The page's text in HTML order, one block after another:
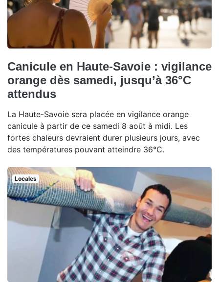
Canicule en Haute-Savoie : vigilance
orange dès samedi, jusqu’à 36°C
attendus
La Haute-Savoie sera placée en vigilance orange
canicule à partir de ce samedi 8 août à midi. Les
fortes chaleurs devraient durer plusieurs jours, avec
des températures pouvant atteindre 36°C.
Locales